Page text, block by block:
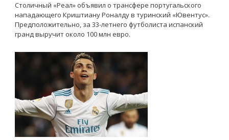
Столичный «Реал» объявил о трансфере португальского
нападающего Криштиану Роналду в туринский «Ювентус».
Предположительно, за 33-летнего футболиста испанский
гранд выручит около 100 млн евро.